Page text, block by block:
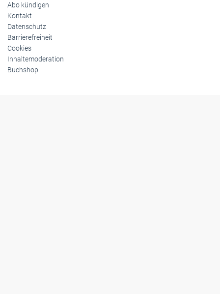
Abo kündigen
Kontakt
Datenschutz
Barrierefreiheit
Cookies
Inhaltemoderation
Buchshop